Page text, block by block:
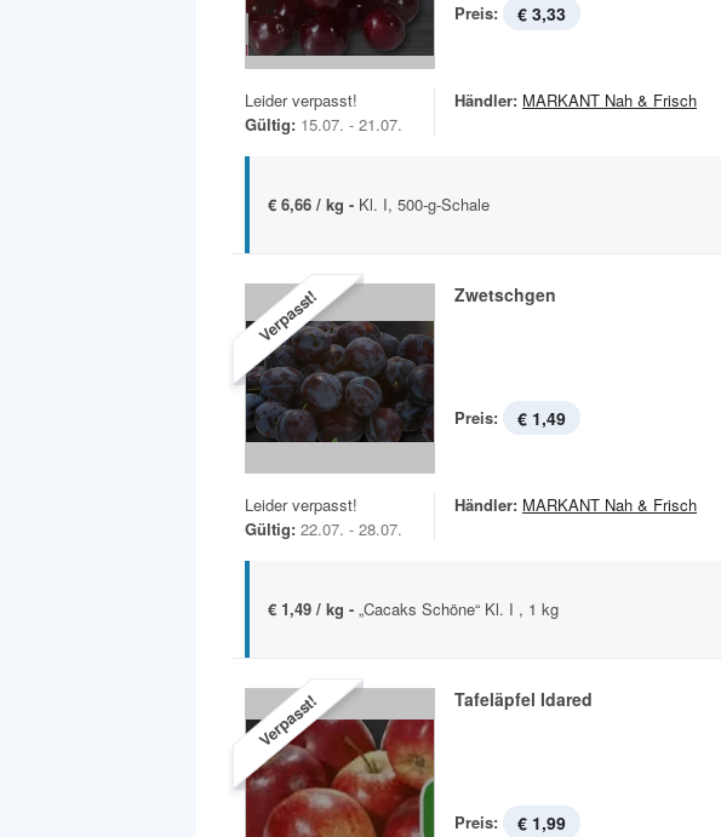
Preis: € 3,33
Leider verpasst!
Gültig: 15.07. - 21.07.
Händler: MARKANT Nah & Frisch
€ 6,66 / kg - Kl. I, 500-g-Schale
Verpasst! Zwetschgen
Preis: € 1,49
Leider verpasst!
Gültig: 22.07. - 28.07.
Händler: MARKANT Nah & Frisch
€ 1,49 / kg - „Cacaks Schöne“ Kl. I , 1 kg
Verpasst! Tafeläpfel Idared
Preis: € 1,99